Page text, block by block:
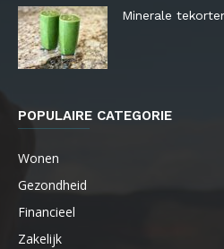
Minerale
POPULAIRE CATEGORIE
Wonen
Gezondheid
Financieel
Zakelijk